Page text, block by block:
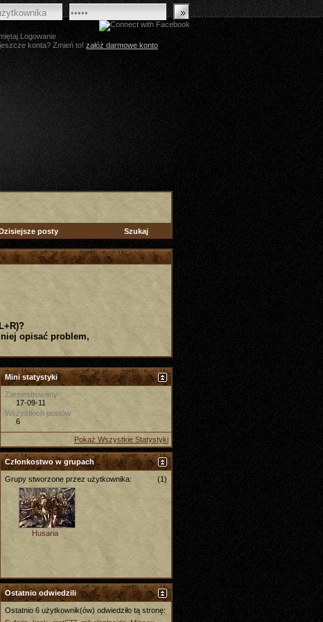
Logowanie
konta? Zmień to! załóż darmowe konto
posty Szukaj
opisać problem,
Mini statystyki
Zarejestrowany
17-09-11
Wszystkich postów
6
Pokaż Wszystkie Statystyki
Członkostwo w grupach
(1)
Grupy stworzone przez użytkownika:
Husaria
Ostatnio odwiedzili
Ostatnio 6 użytkownik(ów) odwiedziło tą stronę: